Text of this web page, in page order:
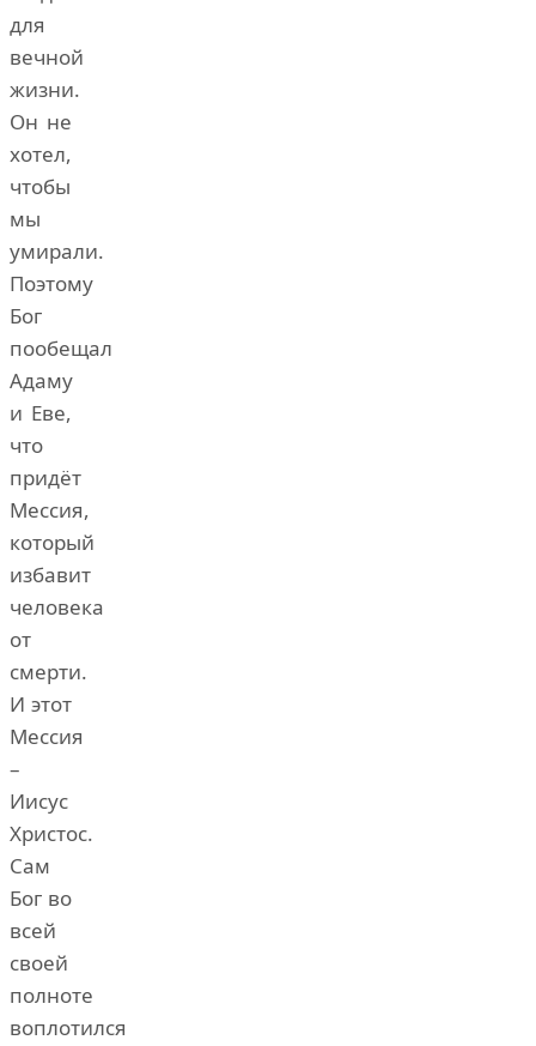
для
вечной
жизни.
Он не
хотел,
чтобы
мы
умирали.
Поэтому
Бог
пообещал
Адаму
и Еве,
что
придёт
Мессия,
который
избавит
человека
от
смерти.
И этот
Мессия
–
Иисус
Христос.
Сам
Бог во
всей
своей
полноте
воплотился